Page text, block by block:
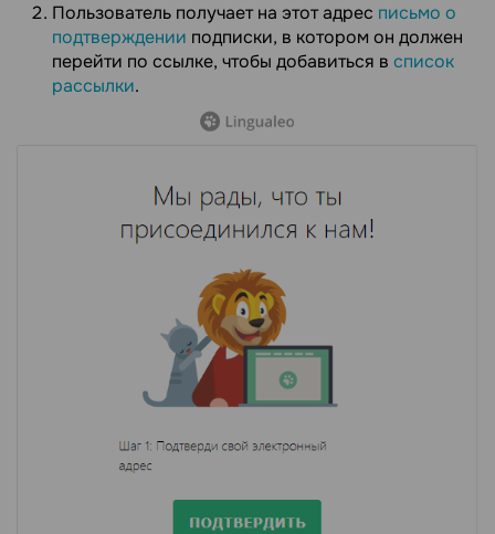
Пользователь получает на этот адрес письмо о
подтверждении подписки, в котором он должен
перейти по ссылке, чтобы добавиться в список
рассылки.